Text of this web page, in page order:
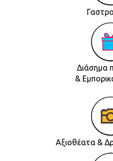
Διάσημα
&
Αξιοθέατα &